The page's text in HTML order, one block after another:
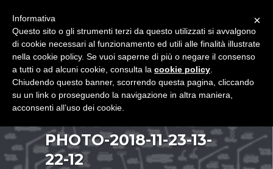
PHOTO-2018-11-23-13-
22-12
×
Informativa
Questo sito o gli strumenti terzi da questo utilizzati si avvalgono
di cookie necessari al funzionamento ed utili alle finalità illustrate
nella cookie policy. Se vuoi saperne di più o negare il consenso
a tutti o ad alcuni cookie, consulta la cookie policy
Chiudendo questo banner, scorrendo questa pagina, cliccando
su un link o proseguendo la navigazione in altra maniera,
acconsenti all’uso dei cookie.